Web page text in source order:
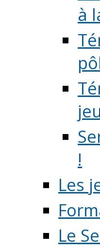
à
!
Les
Le